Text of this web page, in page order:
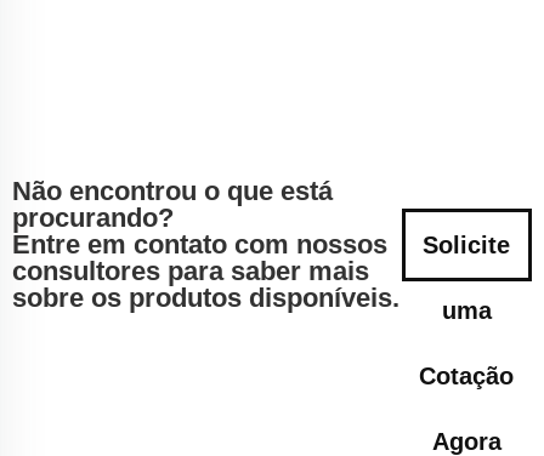
Não encontrou o que está
procurando?
Entre em contato com nossos
consultores para saber mais
sobre os produtos disponíveis.
Solicite
uma
Cotação
Agora